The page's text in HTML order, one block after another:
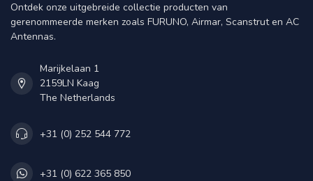
Ontdek onze uitgebreide collectie producten van
gerenommeerde merken zoals FURUNO, Airmar, Scanstrut en AC
Antennas.
Marijkelaan 1
2159LN Kaag
The Netherlands
+31 (0) 252 544 772
+31 (0) 622 365 850